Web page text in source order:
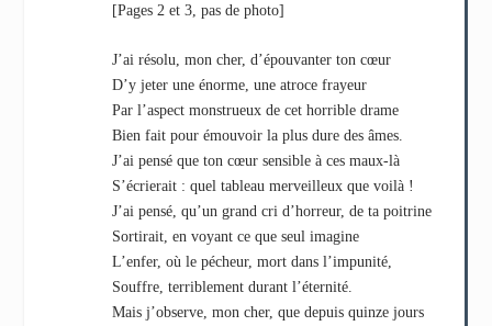
[Pages 2 et 3, pas de photo]
J’ai résolu, mon cher, d’épouvanter ton cœur
D’y jeter une énorme, une atroce frayeur
Par l’aspect monstrueux de cet horrible drame
Bien fait pour émouvoir la plus dure des âmes.
J’ai pensé que ton cœur sensible à ces maux-là
S’écrierait : quel tableau merveilleux que voilà !
J’ai pensé, qu’un grand cri d’horreur, de ta poitrine
Sortirait, en voyant ce que seul imagine
L’enfer, où le pécheur, mort dans l’impunité,
Souffre, terriblement durant l’éternité.
Mais j’observe, mon cher, que depuis quinze jours